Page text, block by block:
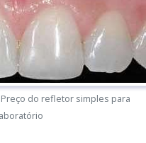
do refletor simples para